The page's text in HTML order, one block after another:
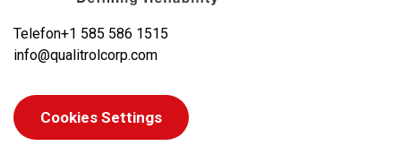
Telefon+1 585 586 1515
info@qualitrolcorp.com
Cookies Settings